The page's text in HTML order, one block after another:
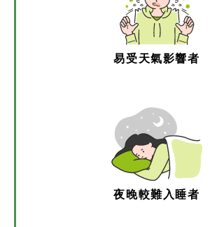
易受天氣影響者
夜晚較難入睡者